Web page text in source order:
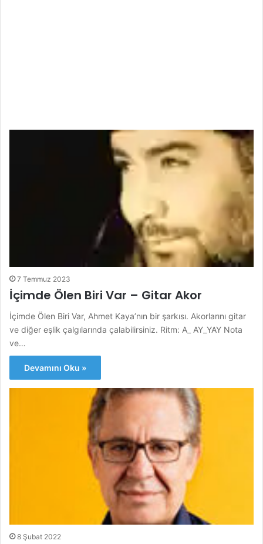
7 Temmuz 2023
İçimde Ölen Biri Var – Gitar Akor
İçimde Ölen Biri Var, Ahmet Kaya’nın bir şarkısı. Akorlarını gitar
ve diğer eşlik çalgılarında çalabilirsiniz. Ritm: A_ AY_YAY Nota
ve…
Devamını Oku »
8 Şubat 2022